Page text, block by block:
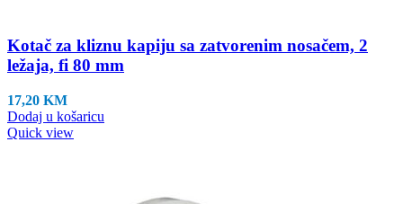
Kotač za kliznu kapiju sa zatvorenim nosačem, 2
ležaja, fi 80 mm
17,20 KM
Dodaj u košaricu
Quick view